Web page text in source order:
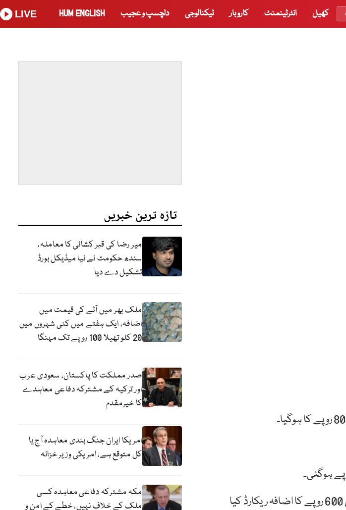
کھیل انٹرٹینمنٹ کاروبار ٹیکنالوجی دلچسپ و عجیب HUM ENGLISH
LIVE
یاد رہے ملک بھر میں کاروباری ہفتے کے تیسرے روز سونے کی فی تولہ قیمت میں 600 روپے کا اضافہ ریکارڈ کیا
تازہ ترین خبریں
میر رضا کی قبر کشائی کا معاملہ،
سندھ حکومت نے نیا میڈیکل بورڈ
تشکیل دے دیا
ملک بھر میں آٹے کی قیمت میں
اضافہ، ایک ہفتے میں کئی شہروں میں
20 کلو تھیلا 100 روپے تک مہنگا
صدر مملکت کا پاکستان، سعودی عرب
اور ترکیہ کے مشترکہ دفاعی معاہدے
کا خیرمقدم
امریکا ایران جنگ بندی معاہدہ آج یا
کل متوقع ہے، امریکی وزیر خزانہ
مکہ مشترکہ دفاعی معاہدہ کسی
ملک کے خلاف نہیں، خطے کے امن و